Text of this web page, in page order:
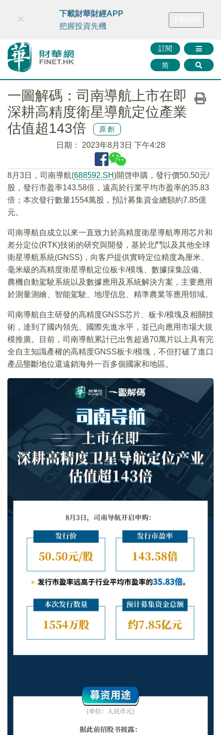
財華智庫網 FINTV FINMETA 財華證券 媒體矩陣
訂閱
简
×
下載財華財經APP
把握投資先機
一圖解碼：司南導航上市在即
深耕高精度衛星導航定位產業
估值超143倍
原創
日期： 2023年8月3日 下午4:28
8月3日，司南導航(688592.SH)開啓申購，發行價50.50元/
股，發行市盈率143.58倍，遠高於行業平均市盈率的35.83
倍；本次發行數量1554萬股，預計募集資金總額約7.85億
元。
司南導航自成立以來一直致力於高精度衛星導航專用芯片和
差分定位(RTK)技術的研究與開發，基於北鬥以及其他全球
衛星導航系統(GNSS)，向客戶提供實時定位精度為厘米、
毫米級的高精度衛星導航定位板卡/模塊、數據採集設備、
農機自動駕駛系統以及數據應用及系統解決方案，主要應用
於測量測繪、智能駕駛、地理信息、精準農業等應用領域。
司南導航自主研發的高精度GNSS芯片、板卡/模塊及相關技
術，達到了國内領先、國際先進水平，並已向應用市場大規
模推廣。目前，司南導航累計已出售超過70萬片以上具有完
全自主知識產權的高精度GNSS板卡/模塊，不但打破了進口
產品壟斷地位還遠銷海外一百多個國家和地區。